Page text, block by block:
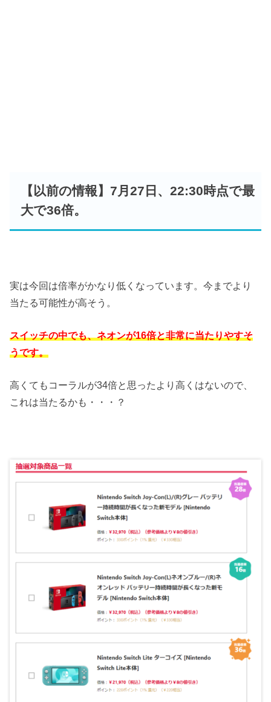
【以前の情報】7月27日、22:30時点で最
大で36倍。
実は今回は倍率がかなり低くなっています。今までより
当たる可能性が高そう。
スイッチの中でも、ネオンが16倍と非常に当たりやすそ
うです。
高くてもコーラルが34倍と思ったより高くはないので、
これは当たるかも・・・？